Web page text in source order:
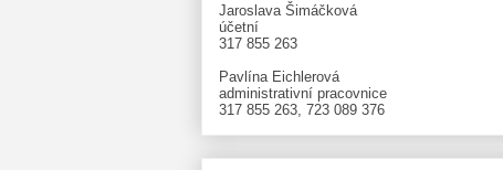
Jaroslava Šimáčková
účetní
317 855 263
Pavlína Eichlerová
administrativní pracovnice
317 855 263, 723 089 376